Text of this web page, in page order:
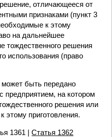
отличающееся от
признаками (пункт 3
к этому
на дальнейшее
тождественного решения
использования (право
быть передано
предприятием, на котором
решения или
приготовления.
1361 |Статья 1362